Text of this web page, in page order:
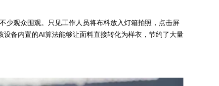
少观众围观。只见工作人员将布料放入灯箱拍照，点击屏
备内置的AI算法能够让面料直接转化为样衣，节约了大量